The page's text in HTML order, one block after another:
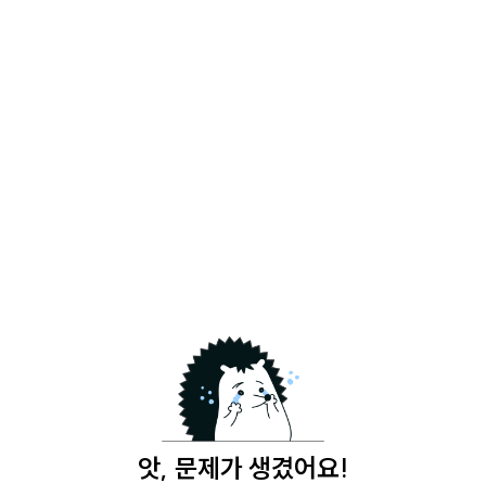
앗, 문제가 생겼어요!